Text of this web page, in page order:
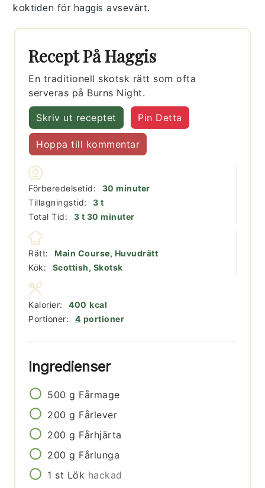
koktiden för haggis avsevärt.
Recept På Haggis
En traditionell skotsk rätt som ofta
serveras på Burns Night.
Skriv ut receptet Pin Detta
Hoppa till kommentar
Förberedelsetid: 30 minuter
minuter
Tillagningstid:
3timmar
t
Total Tid:
3timmar
t 30 minuter
minuter
Rätt:
Main Course, Huvudrätt
Kök:
Scottish, Skotsk
Portioner: 4 portioner
Kalorier: 400 kcal
Ingredienser
500 g Fårmage
200 g Fårlever
200 g Fårhjärta
200 g Fårlunga
1 st Lök hackad